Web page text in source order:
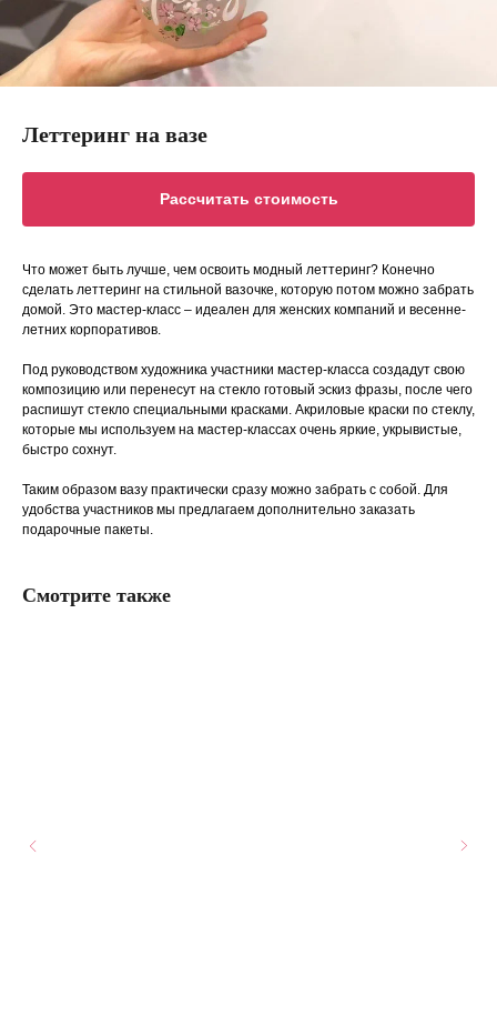
Леттеринг на вазе
Рассчитать стоимость
Что может быть лучше, чем освоить модный леттеринг? Конечно
сделать леттеринг на стильной вазочке, которую потом можно забрать
домой. Это мастер-класс – идеален для женских компаний и весенне-
летних корпоративов.
Под руководством художника участники мастер-класса создадут свою
композицию или перенесут на стекло готовый эскиз фразы, после чего
распишут стекло специальными красками. Акриловые краски по стеклу,
которые мы используем на мастер-классах очень яркие, укрывистые,
быстро сохнут.
Таким образом вазу практически сразу можно забрать с собой. Для
удобства участников мы предлагаем дополнительно заказать
подарочные пакеты.
Смотрите также